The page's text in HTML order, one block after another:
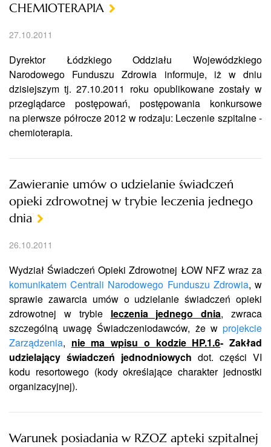
CHEMIOTERAPIA
27.10.2011
Dyrektor Łódzkiego Oddziału Wojewódzkiego
Narodowego Funduszu Zdrowia informuje, iż w dniu
dzisiejszym tj. 27.10.2011 roku opublikowane zostały w
przeglądarce postępowań, postępowania konkursowe
na pierwsze półrocze 2012 w rodzaju: Leczenie szpitalne -
chemioterapia.
Zawieranie umów o udzielanie świadczeń
opieki zdrowotnej w trybie leczenia jednego
dnia
26.10.2011
Wydział Świadczeń Opieki Zdrowotnej ŁOW NFZ wraz za
komunikatem Centrali Narodowego Funduszu Zdrowia, w
sprawie zawarcia umów o udzielanie świadczeń opieki
zdrowotnej w trybie leczenia jednego dnia, zwraca
szczególną uwagę Świadczeniodawców, że w projekcie
Zarządzenia, nie ma wpisu o kodzie HP.1.6- Zakład
udzielający świadczeń jednodniowych dot. części VI
kodu resortowego (kody określające charakter jednostki
organizacyjnej).
Warunek posiadania w RZOZ apteki szpitalnej